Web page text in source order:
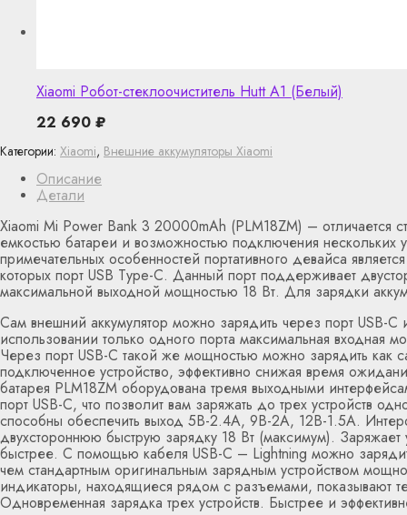
Описание
Детали
Xiaomi Mi Power Bank 3 20000mAh (PLM18ZM) – отличается
емкостью батареи и возможностью подключения нескольких
примечательных особенностей портативного девайса
которых порт USB Type-C. Данный порт поддерживает
максимальной выходной мощностью 18 Вт. Для зарядки
Сам внешний аккумулятор можно зарядить через порт USB-C
использовании только одного порта максимальная входная
Через порт USB-C такой же мощностью можно зарядить как
подключенное устройство, эффективно снижая время
батарея PLM18ZM оборудована тремя выходными
порт USB-C, что позволит вам заряжать до трех устройств
способны обеспечить выход 5В-2.4А, 9В-2А, 12В-1.5А.
двухстороннюю быструю зарядку 18 Вт (максимум). Заряжает
быстрее. С помощью кабеля USB-C – Lightning можно
чем стандартным оригинальным зарядным устройством
индикаторы, находящиеся рядом с разъемами, показывают
Одновременная зарядка трех устройств. Быстрее и
Категории: Xiaomi, Внешние аккумуляторы Xiaomi
Xiaomi Робот-стеклоочиститель Hutt A1 (Белый)
22 690 ₽